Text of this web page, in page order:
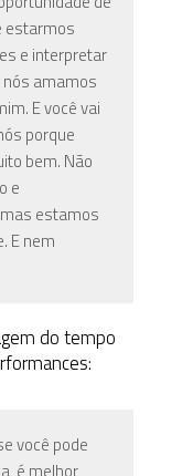
estarmos
e interpretar
amamos
E você vai
porque
bem. Não
e
estamos
E nem
do tempo
você pode
é melhor